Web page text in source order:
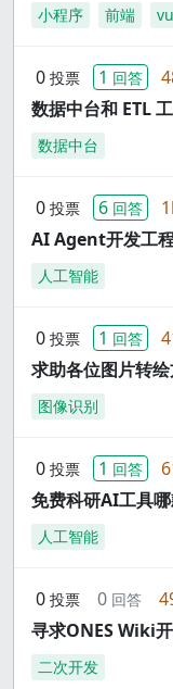
小程序 前端
0 投票 1 回答
数据中台和 ETL
数据中台
0 投票 6 回答
AI Agent开发工
人工智能
0 投票 1 回答
求助各位图片转绘
图像识别
0 投票 1 回答
免费科研AI工具
人工智能
0 投票 0 回答
寻求ONES Wiki
二次开发